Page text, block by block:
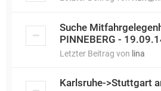
Suche
PINNEBERG -
Letzter Beitrag von lina
Karlsruhe->Stuttgart